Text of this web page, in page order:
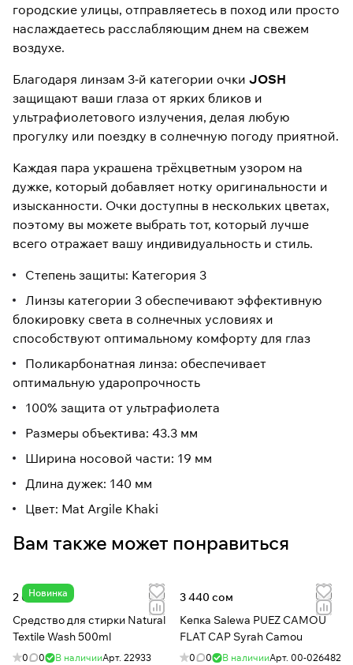
городские улицы, отправляетесь в поход или просто
наслаждаетесь расслабляющим днем на свежем
воздухе.
Благодаря линзам 3-й категории очки JOSH
защищают ваши глаза от ярких бликов и
ультрафиолетового излучения, делая любую
прогулку или поездку в солнечную погоду приятной.
Каждая пара украшена трёхцветным узором на
дужке, который добавляет нотку оригинальности и
изысканности. Очки доступны в нескольких цветах,
поэтому вы можете выбрать тот, который лучше
всего отражает вашу индивидуальность и стиль.
Степень защиты: Категория 3
Линзы категории 3 обеспечивают эффективную
блокировку света в солнечных условиях и
способствуют оптимальному комфорту для глаз
Поликарбонатная линза: обеспечивает
оптимальную ударопрочность
100% защита от ультрафиолета
Размеры объектива: 43.3 мм
Ширина носовой части: 19 мм
Длина дужек: 140 мм
Цвет: Mat Argile Khaki
Вам также может понравиться
Новинка
2 050 сом
Средство для стирки Natural
Textile Wash 500ml
0 0 В наличииАрт. 22933
3 440 сом
Кепка Salewa PUEZ CAMOU
FLAT CAP Syrah Camou
0 0 В наличииАрт. 00-026482